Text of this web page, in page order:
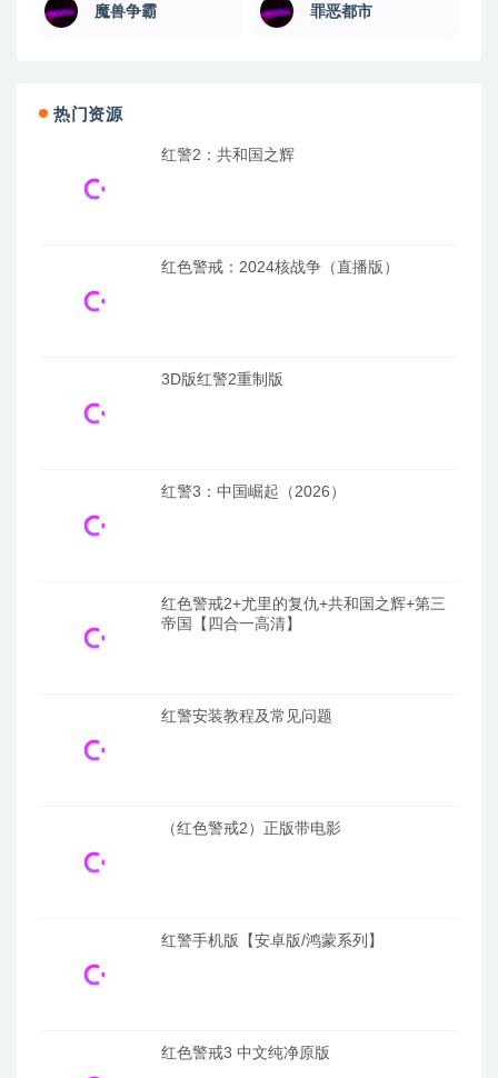
魔兽争霸 罪恶都市
热门资源
红警2：共和国之辉
红色警戒：2024核战争（直播版）
3D版红警2重制版
红警3：中国崛起（2026）
红色警戒2+尤里的复仇+共和国之辉+第三
帝国【四合一高清】
红警安装教程及常见问题
（红色警戒2）正版带电影
红警手机版【安卓版/鸿蒙系列】
红色警戒3 中文纯净原版